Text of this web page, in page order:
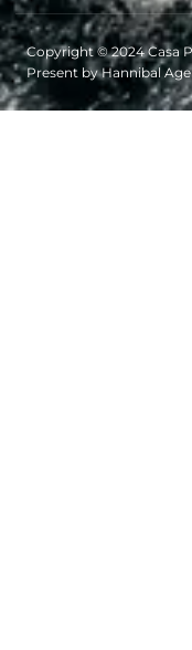
Copyright © 2024 Casa
Present by Hannibal